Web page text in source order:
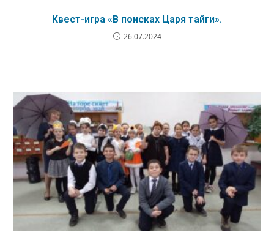
Квест-игра «В поисках Царя тайги».
26.07.2024